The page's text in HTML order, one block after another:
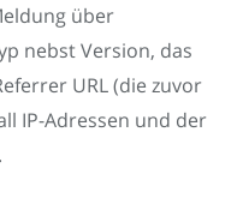
über
nebst Version, das
URL (die zuvor
IP-Adressen und der